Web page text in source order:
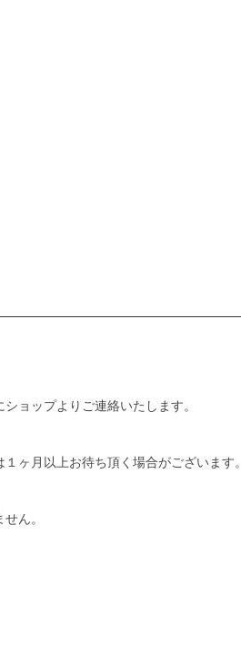
ョップよりご連絡いたします。
ヶ月以上お待ち頂く場合がございます。
ん。